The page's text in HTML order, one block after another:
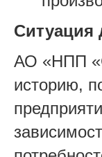
Ситуация
АО «НПП
историю,